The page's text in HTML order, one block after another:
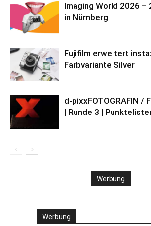
Imaging World 2026 –
in Nürnberg
Fujifilm erweitert
Farbvariante Silver
d-pixxFOTOGRAFIN /
| Runde 3 |
Werbung
Werbung